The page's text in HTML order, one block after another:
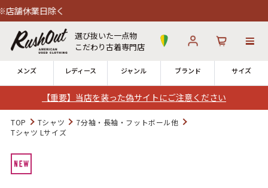
【重要】当店を装った偽サイトにご注意ください
除く
選び抜いた一点物
こだわり古着専門店
メンズ レディース ジャンル ブランド サイズ
ログイン
店舗一覧
TOP Tシャツ
7分袖・長袖・フットボール他
Tシャツ Lサイズ